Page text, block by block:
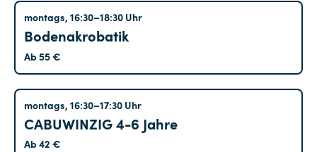
montags, 16:30–18:30 Uhr
Bodenakrobatik
Ab 55 €
montags, 16:30–17:30 Uhr
CABUWINZIG 4-6 Jahre
Ab 42 €